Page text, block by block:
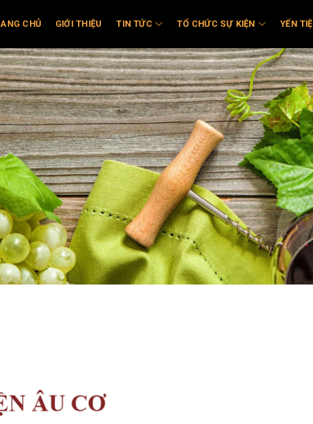
CHỦ GIỚI THIỆU TIN TỨC TỔ CHỨC SỰ KIỆN YẾN